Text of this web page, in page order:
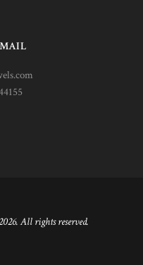
All rights reserved.